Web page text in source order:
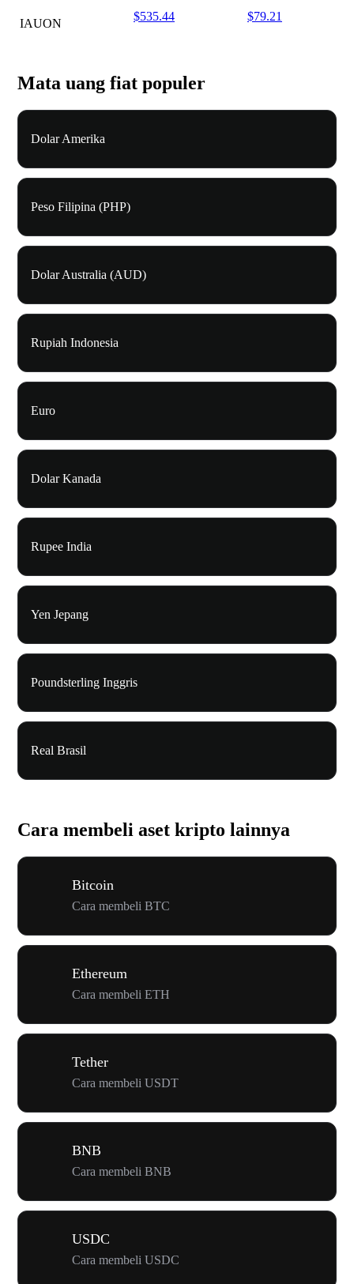
IAUON
$535.44 $79.21
Mata uang fiat populer
Dolar Amerika
Peso Filipina (PHP)
Dolar Australia (AUD)
Rupiah Indonesia
Euro
Dolar Kanada
Rupee India
Yen Jepang
Poundsterling Inggris
Real Brasil
Cara membeli aset kripto lainnya
Bitcoin
Cara membeli BTC
Ethereum
Cara membeli ETH
Tether
Cara membeli USDT
BNB
Cara membeli BNB
USDC
Cara membeli USDC